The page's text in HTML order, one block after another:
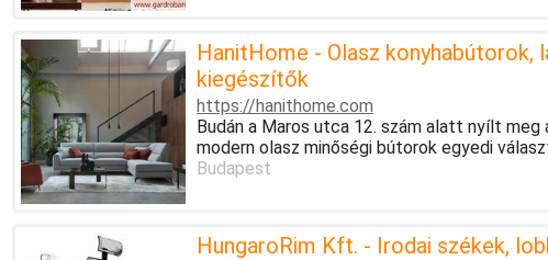
HanitHome - Olasz konyhabútorok,
kiegészítők
https://hanithome.com
Budán a Maros utca 12. szám alatt nyílt
modern olasz minőségi bútorok egyedi
Budapest
HungaroRim Kft. - Irodai székek,